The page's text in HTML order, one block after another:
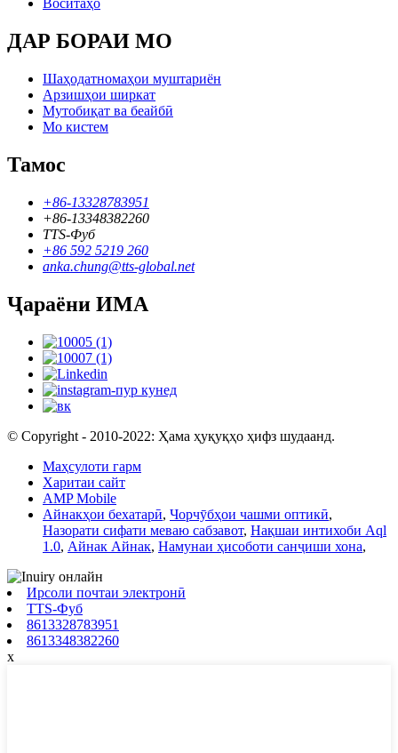
Воситаҳо
ДАР БОРАИ МО
Шаҳодатномаҳои муштариён
Арзишҳои ширкат
Мутобиқат ва беайбӣ
Мо кистем
Тамос
+86-13328783951
+86-13348382260
TTS-Фуб
+86 592 5219 260
anka.chung@tts-global.net
Ҷараёни ИМА
© Copyright - 2010-2022: Ҳама ҳуқуқҳо ҳифз шудаанд.
Маҳсулоти гарм
Харитаи сайт
AMP Mobile
Айнакҳои бехатарӣ, Чорчӯбҳои чашми оптикӣ,
Назорати сифати меваю сабзавот, Нақшаи интихоби Aql
1.0, Айнак Айнак, Намунаи ҳисоботи санҷиши хона,
Ирсоли почтаи электронӣ
TTS-Фуб
8613328783951
8613348382260
x